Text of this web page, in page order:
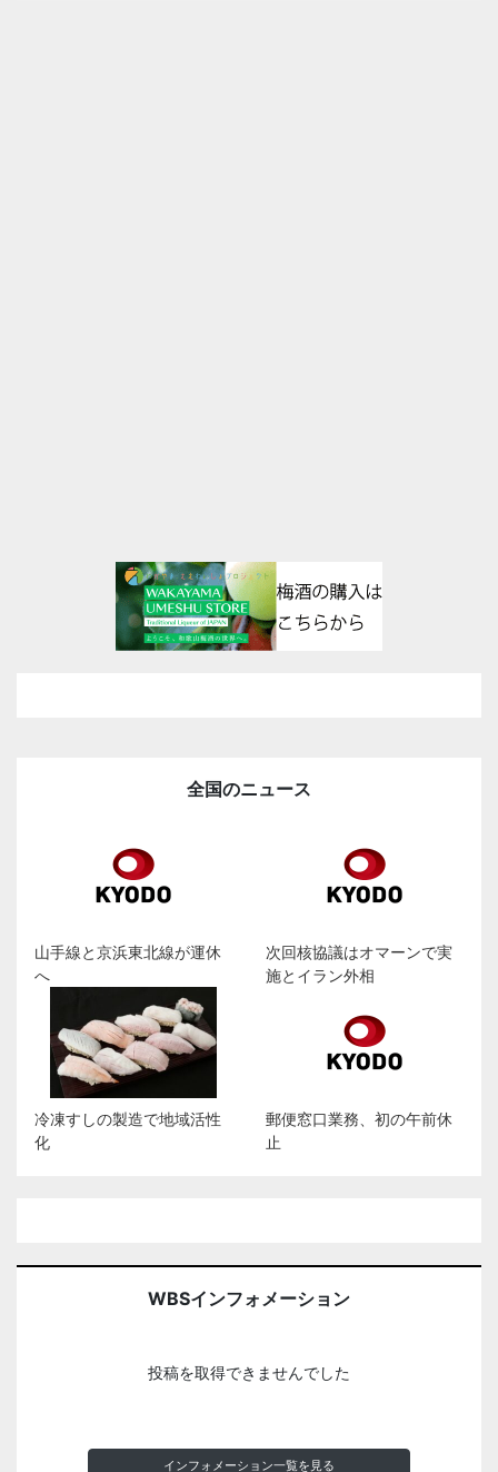
全国のニュース
山手線と京浜東北線が運休
へ
次回核協議はオマーンで実
施とイラン外相
冷凍すしの製造で地域活性
化
郵便窓口業務、初の午前休
止
WBSインフォメーション
投稿を取得できませんでした
インフォメーション一覧を見る